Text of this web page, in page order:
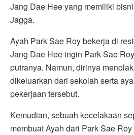
Jang Dae Hee yang memiliki
Jagga.
Ayah Park Sae Roy bekerja di
Jang Dae Hee ingin Park Sae
putranya. Namun, dirinya
dikeluarkan dari sekolah serta
pekerjaan tersebut.
Kemudian, sebuah kecelakaan
membuat Ayah dari Park Sae